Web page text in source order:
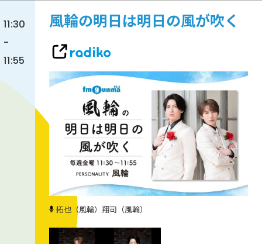
11:30
-
11:55
風輪の明日は明日の風が吹く
拓也（風輪） 翔司（風輪）